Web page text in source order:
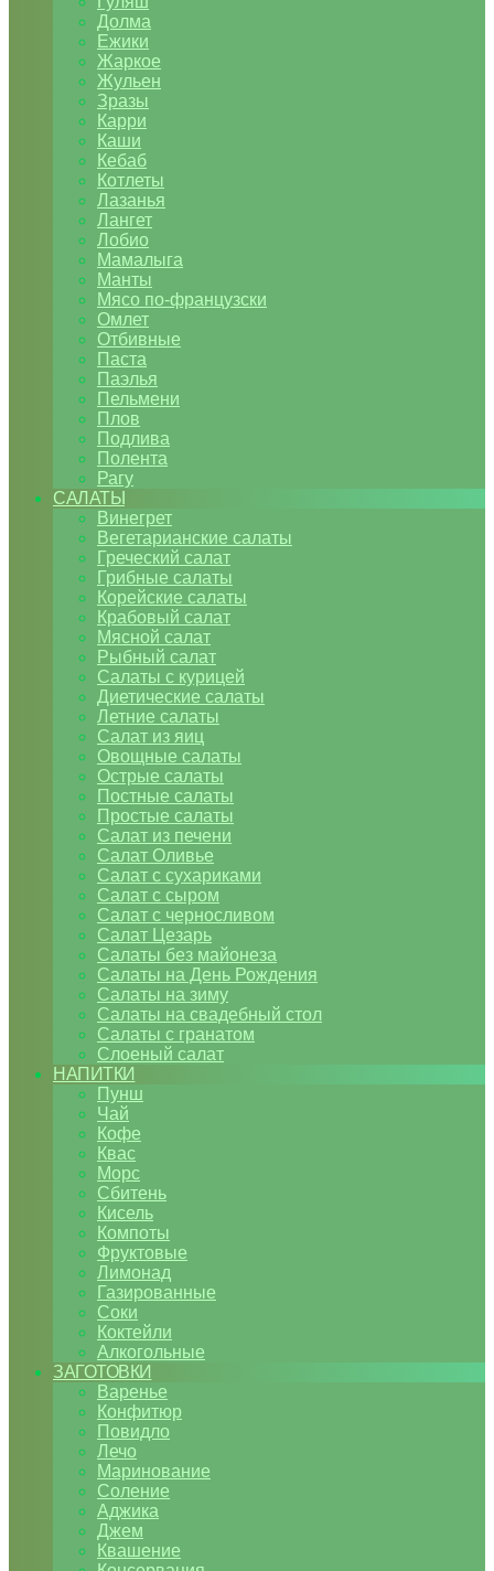
Долма
Ежики
Жаркое
Жульен
Зразы
Карри
Каши
Кебаб
Котлеты
Лазанья
Лангет
Лобио
Мамалыга
Манты
Мясо по-французски
Омлет
Отбивные
Паста
Паэлья
Пельмени
Плов
Подлива
Полента
Рагу
САЛАТЫ
Винегрет
Вегетарианские салаты
Греческий салат
Грибные салаты
Корейские салаты
Крабовый салат
Мясной салат
Рыбный салат
Салаты с курицей
Диетические салаты
Летние салаты
Салат из яиц
Овощные салаты
Острые салаты
Постные салаты
Простые салаты
Салат из печени
Салат Оливье
Салат с сухариками
Салат с сыром
Салат с черносливом
Салат Цезарь
Салаты без майонеза
Салаты на День Рождения
Салаты на зиму
Салаты на свадебный стол
Салаты с гранатом
Слоеный салат
НАПИТКИ
Пунш
Чай
Кофе
Квас
Морс
Сбитень
Кисель
Компоты
Фруктовые
Лимонад
Газированные
Соки
Коктейли
Алкогольные
ЗАГОТОВКИ
Варенье
Конфитюр
Повидло
Лечо
Маринование
Соление
Аджика
Джем
Квашение